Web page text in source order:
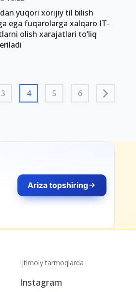
yuqori xorijiy til bilish
ega fuqarolarga xalqaro IT-
olish xarajatlari to‘liq
3 4 5 6
Ariza topshiring
Ijtimoiy tarmoqlarda
Instagram